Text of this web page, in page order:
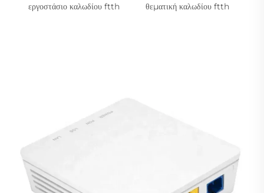
εργοστάσιο καλωδίου ftth θεματική καλωδίου ftth